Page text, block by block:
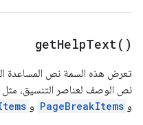
getHelpText( )
تعرض هذه السمة نص المساعدة
نص الوصف لعناصر التنسيق، مثل
و PageBreakItems و